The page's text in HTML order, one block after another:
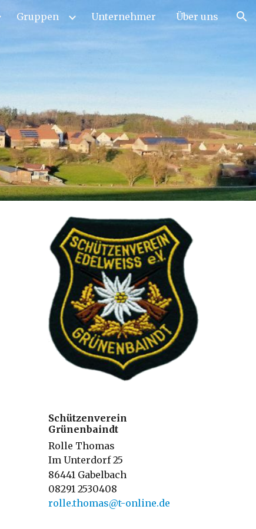
Gruppen Unternehmer Über uns
Schützenverein
Grünenbaindt
Rolle Thomas
Im Unterdorf 25
86441 Gabelbach
08291 2530408
rolle.thomas@t-online.de